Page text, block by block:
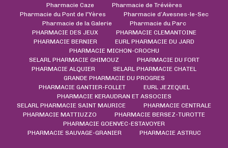
Pharmacie Caze
Pharmacie de Trévières
Pharmacie du Pont de l'Yères
Pharmacie d’Avesnes-le-Sec
Pharmacie de la Galerie
Pharmacie du Parc
PHARMACIE DES JEUX
PHARMACIE CLEMANTOINE
PHARMACIE BERNIER
EURL PHARMACIE DU JARD
PHARMACIE MICHON-CROCHU
SELARL PHARMACIE GHIMOUZ
PHARMACIE DU FORT
PHARMACIE ALQUIER
SELARL PHARMACIE CHATEL
GRANDE PHARMACIE DU PROGRES
PHARMACIE GANTIER-FOLLET
EURL JEZEQUEL
PHARMACIE KERAUDRAN ET ASSOCIES
SELARL PHARMACIE SAINT MAURICE
PHARMACIE CENTRALE
PHARMACIE MATTIUZZO
PHARMACIE BERSEZ-TUROTTE
PHARMACIE GOENVEC-ESTAVOYER
PHARMACIE SAUVAGE-GRANIER
PHARMACIE ASTRUC